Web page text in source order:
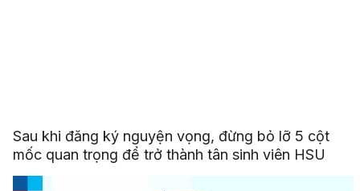
Sau khi đăng ký nguyện vọng, đừng bỏ lỡ 5 cột
mốc quan trọng để trở thành tân sinh viên HSU